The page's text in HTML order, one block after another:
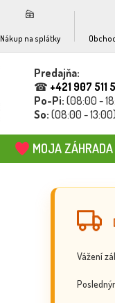
Nákup na splátky
Predajňa:
☎ +421 907 511
Po-Pi: (08:00 -
So: (08:00 - 13:00)
MOJA ZÁHRADA
Vážení